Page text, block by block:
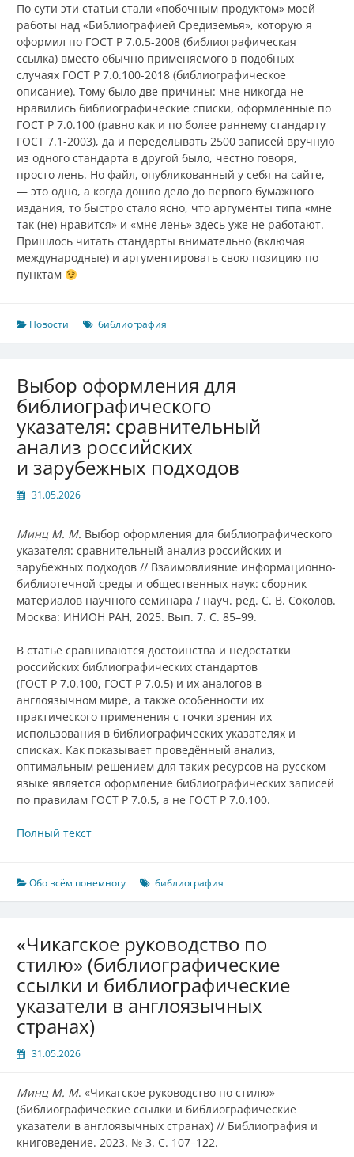
По сути эти статьи стали «побочным продуктом» моей
работы над «Библиографией Средиземья», которую я
оформил по ГОСТ Р 7.0.5-2008 (библиографическая
ссылка) вместо обычно применяемого в подобных
случаях ГОСТ Р 7.0.100-2018 (библиографическое
описание). Тому было две причины: мне никогда не
нравились библиографические списки, оформленные по
ГОСТ Р 7.0.100 (равно как и по более раннему стандарту
ГОСТ 7.1-2003), да и переделывать 2500 записей вручную
из одного стандарта в другой было, честно говоря,
просто лень. Но файл, опубликованный у себя на сайте,
— это одно, а когда дошло дело до первого бумажного
издания, то быстро стало ясно, что аргументы типа «мне
так (не) нравится» и «мне лень» здесь уже не работают.
Пришлось читать стандарты внимательно (включая
международные) и аргументировать свою позицию по
пунктам
Новости библиография
Выбор оформления для
библиографического
указателя: сравнительный
анализ российских
и зарубежных подходов
31.05.2026
Минц М. М. Выбор оформления для библиографического
указателя: сравнительный анализ российских и
зарубежных подходов // Взаимовлияние информационно-
библиотечной среды и общественных наук: сборник
материалов научного семинара / науч. ред. С. В. Соколов.
Москва: ИНИОН РАН, 2025. Вып. 7. С. 85–99.
В статье сравниваются достоинства и недостатки
российских библиографических стандартов
(ГОСТ Р 7.0.100, ГОСТ Р 7.0.5) и их аналогов в
англоязычном мире, а также особенности их
практического применения с точки зрения их
использования в библиографических указателях и
списках. Как показывает проведённый анализ,
оптимальным решением для таких ресурсов на русском
языке является оформление библиографических записей
по правилам ГОСТ Р 7.0.5, а не ГОСТ Р 7.0.100.
Полный текст
Обо всём понемногу библиография
«Чикагское руководство по
стилю» (библиографические
ссылки и библиографические
указатели в англоязычных
странах)
31.05.2026
Минц М. М. «Чикагское руководство по стилю»
(библиографические ссылки и библиографические
указатели в англоязычных странах) // Библиография и
книговедение. 2023. № 3. С. 107–122.